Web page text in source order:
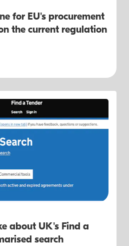
for EU's procurement
the current regulation
about UK's Find a
search